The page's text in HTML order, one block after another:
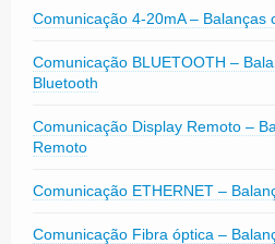
Comunicação 4-20mA – Balanças
Comunicação BLUETOOTH –
Bluetooth
Comunicação Display Remoto –
Remoto
Comunicação ETHERNET –
Comunicação Fibra óptica –